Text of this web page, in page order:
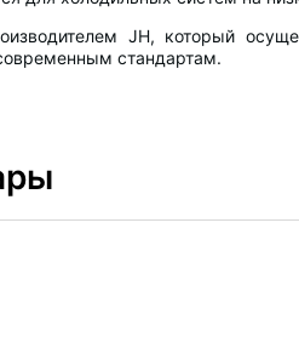
JH, который
стандартам.